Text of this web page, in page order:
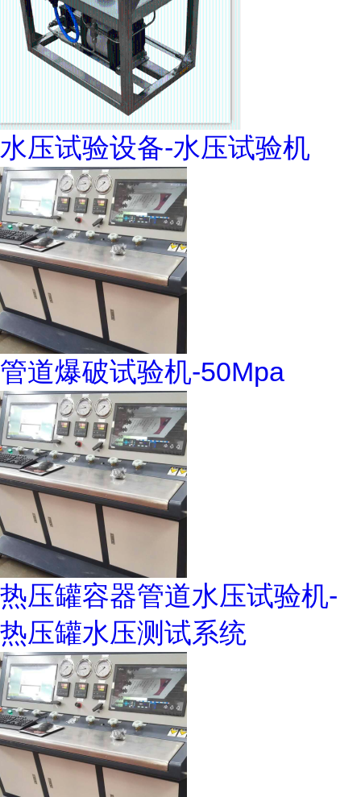
水压试验设备-水压试验机
管道爆破试验机-50Mpa
热压罐容器管道水压试验机-
热压罐水压测试系统